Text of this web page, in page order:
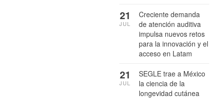
Creciente demanda
de atención auditiva
impulsa nuevos retos
para la innovación y el
acceso en Latam
21
JUL
SEGLE trae a México
la ciencia de la
longevidad cutánea
21
JUL